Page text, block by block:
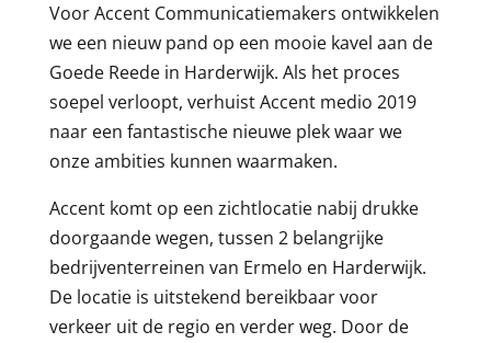
Voor Accent Communicatiemakers ontwikkelen
we een nieuw pand op een mooie kavel aan de
Goede Reede in Harderwijk. Als het proces
soepel verloopt, verhuist Accent medio 2019
naar een fantastische nieuwe plek waar we
onze ambities kunnen waarmaken.
Accent komt op een zichtlocatie nabij drukke
doorgaande wegen, tussen 2 belangrijke
bedrijventerreinen van Ermelo en Harderwijk.
De locatie is uitstekend bereikbaar voor
verkeer uit de regio en verder weg. Door de